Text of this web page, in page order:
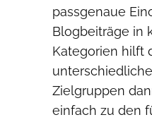
passgenaue
Blogbeiträge in
Kategorien hilft
Zielgruppen
einfach zu den